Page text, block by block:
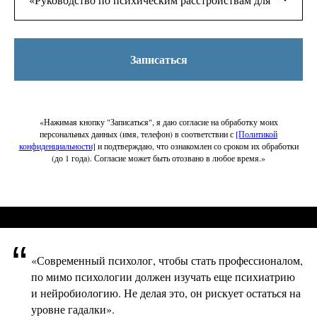
Записаться
«Нажимая кнопку "Записаться", я даю согласие на обработку моих
персональных данных (имя, телефон) в соответствии с [Политикой
конфиденциальности] и подтверждаю, что ознакомлен со сроком их обработки
(до 1 года). Согласие может быть отозвано в любое время.»
“ «Современный психолог, чтобы стать профессионалом,
по мимо психологии должен изучать еще психиатрию
и нейробиологию. Не делая это, он рискует остаться на
уровне гадалки».